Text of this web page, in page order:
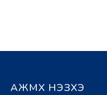
АЖМХ НЭЗХЭ